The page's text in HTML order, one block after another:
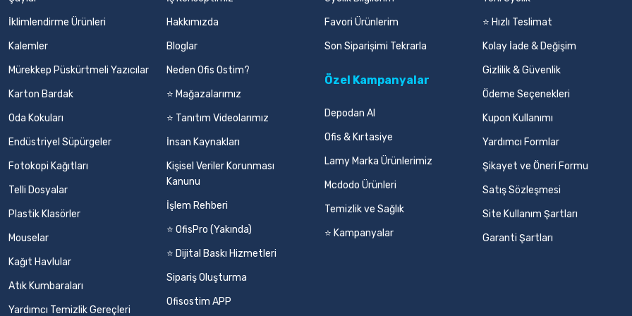
İklimlendirme Ürünleri
Kalemler
Mürekkep Püskürtmeli Yazıcılar
Karton Bardak
Oda Kokuları
Endüstriyel Süpürgeler
Fotokopi Kağıtları
Telli Dosyalar
Plastik Klasörler
Mouselar
Kağıt Havlular
Atık Kumbaraları
Yardımcı Temizlik Gereçleri
Hakkımızda
Bloglar
Neden Ofis Ostim?
⭐ Mağazalarımız
⭐ Tanıtım Videolarımız
İnsan Kaynakları
Kişisel Veriler Korunması
Kanunu
İşlem Rehberi
⭐ OfisPro (Yakında)
⭐ Dijital Baskı Hizmetleri
Sipariş Oluşturma
Ofisostim APP
Favori Ürünlerim
Son Siparişimi Tekrarla
Özel Kampanyalar
Depodan Al
Ofis & Kırtasiye
Lamy Marka Ürünlerimiz
Mcdodo Ürünleri
Temizlik ve Sağlık
⭐ Kampanyalar
⭐ Hızlı Teslimat
Kolay İade & Değişim
Gizlilik & Güvenlik
Ödeme Seçenekleri
Kupon Kullanımı
Yardımcı Formlar
Şikayet ve Öneri Formu
Satış Sözleşmesi
Site Kullanım Şartları
Garanti Şartları